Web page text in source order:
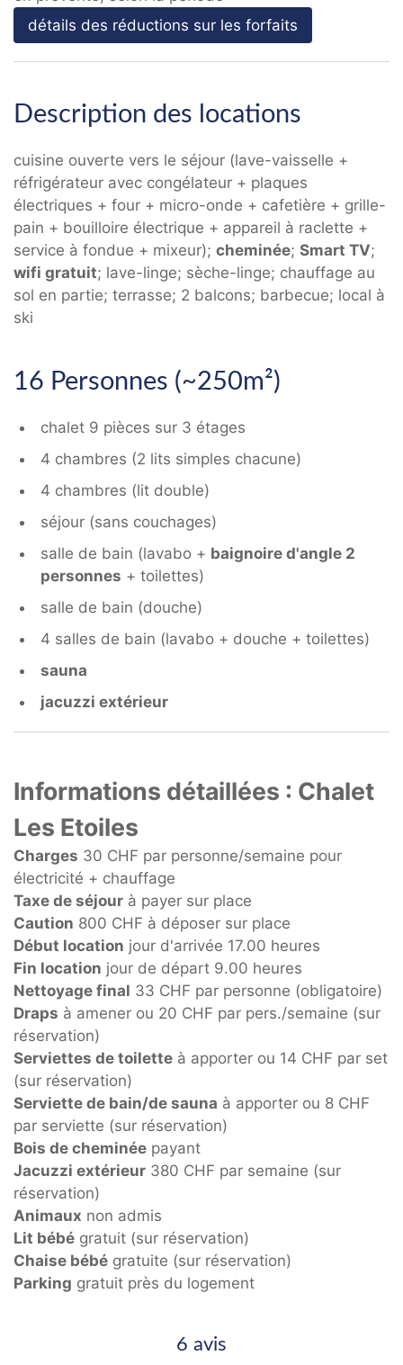
détails des réductions sur les forfaits
Description des locations
cuisine ouverte vers le séjour (lave-vaisselle +
réfrigérateur avec congélateur + plaques
électriques + four + micro-onde + cafetière + grille-
pain + bouilloire électrique + appareil à raclette +
service à fondue + mixeur); cheminée; Smart TV;
wifi gratuit; lave-linge; sèche-linge; chauffage au
sol en partie; terrasse; 2 balcons; barbecue; local à
ski
16 Personnes (~250m²)
chalet 9 pièces sur 3 étages
4 chambres (2 lits simples chacune)
4 chambres (lit double)
séjour (sans couchages)
salle de bain (lavabo + baignoire d'angle 2
personnes + toilettes)
salle de bain (douche)
4 salles de bain (lavabo + douche + toilettes)
sauna
jacuzzi extérieur
Informations détaillées : Chalet
Les Etoiles
Charges 30 CHF par personne/semaine pour
électricité + chauffage
Taxe de séjour à payer sur place
Caution 800 CHF à déposer sur place
Début location jour d'arrivée 17.00 heures
Fin location jour de départ 9.00 heures
Nettoyage final 33 CHF par personne (obligatoire)
Draps à amener ou 20 CHF par pers./semaine (sur
réservation)
Serviettes de toilette à apporter ou 14 CHF par set
(sur réservation)
Serviette de bain/de sauna à apporter ou 8 CHF
par serviette (sur réservation)
Bois de cheminée payant
Jacuzzi extérieur 380 CHF par semaine (sur
réservation)
Animaux non admis
Lit bébé gratuit (sur réservation)
Chaise bébé gratuite (sur réservation)
Parking gratuit près du logement
6 avis